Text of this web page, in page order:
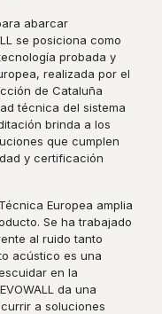
abarcar
se posiciona como
probada y
realizada por el
de Cataluña
técnica del sistema
brinda a los
que cumplen
y certificación
Europea amplia
Se ha trabajado
al ruido tanto
acústico es una
en la
da una
a soluciones